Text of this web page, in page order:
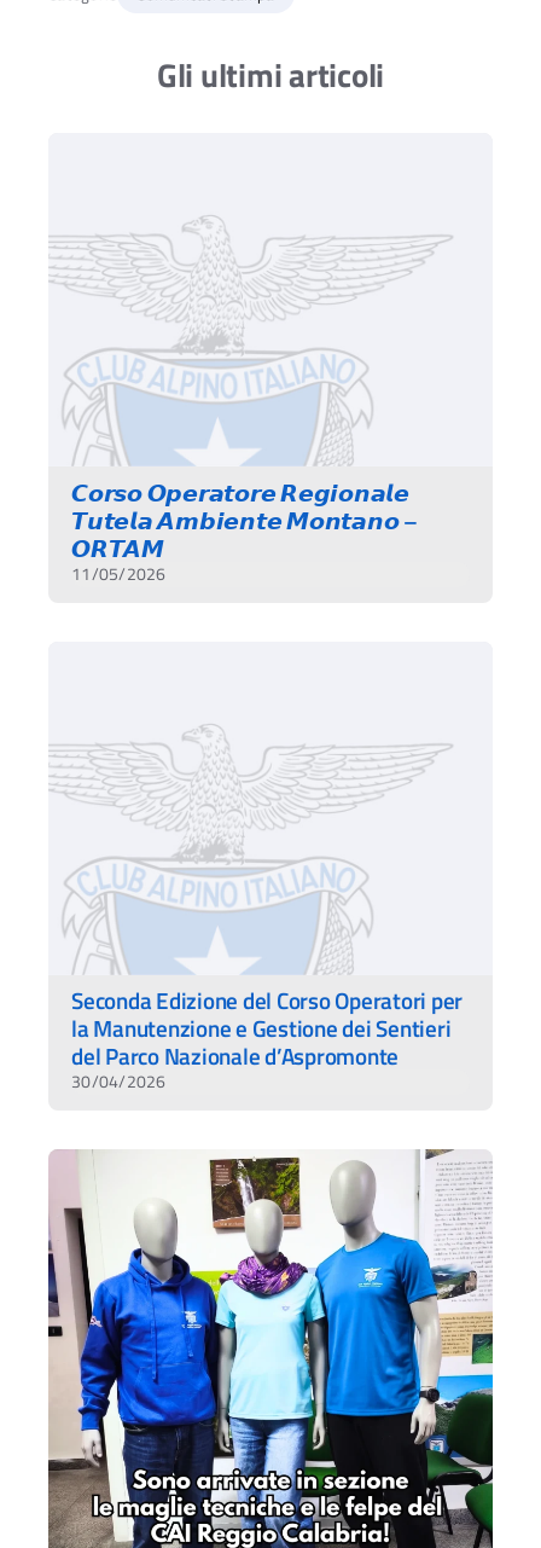
Gli ultimi articoli
𝘾𝙤𝙧𝙨𝙤 𝙊𝙥𝙚𝙧𝙖𝙩𝙤𝙧𝙚 𝙍𝙚𝙜𝙞𝙤𝙣𝙖𝙡𝙚
𝙏𝙪𝙩𝙚𝙡𝙖 𝘼𝙢𝙗𝙞𝙚𝙣𝙩𝙚 𝙈𝙤𝙣𝙩𝙖𝙣𝙤 –
𝙊𝙍𝙏𝘼𝙈
11/05/2026
Seconda Edizione del Corso Operatori per
la Manutenzione e Gestione dei Sentieri
del Parco Nazionale d’Aspromonte
30/04/2026